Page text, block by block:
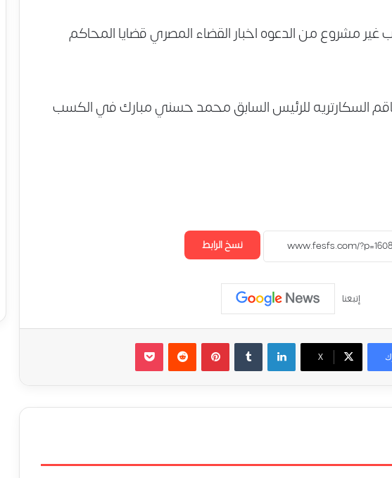
غير مشروع من الدعوه اخبار القضاء المصري قضايا المحاكم
السكارتريه للرئيس السابق محمد حسني مبارك في الكسب
نسخ الرابط
إتبعنا
‫X
لينكدإن ‏Tumblr بينتيريست ‏Reddit
‫Pocket